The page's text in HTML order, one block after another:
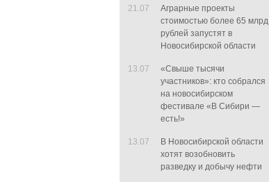
21.07
Аграрные проекты
стоимостью более 65 млрд
рублей запустят в
Новосибирской области
13.07
«Свыше тысячи
участников»: кто собрался
на новосибирском
фестивале «В Сибири —
есть!»
13.07
В Новосибирской области
хотят возобновить
разведку и добычу нефти